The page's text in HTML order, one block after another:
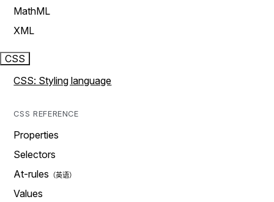
MathML
XML
CSS
CSS: Styling language
CSS REFERENCE
Properties
Selectors
At-rules
Values